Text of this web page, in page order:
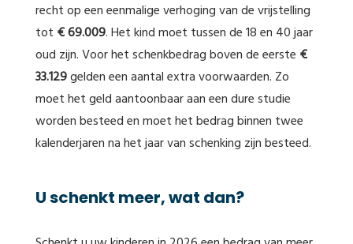
recht op een eenmalige verhoging van de vrijstelling
tot € 69.009. Het kind moet tussen de 18 en 40 jaar
oud zijn. Voor het schenkbedrag boven de eerste €
33.129gelden een aantal extra voorwaarden. Zo
moet het geld aantoonbaar aan een dure studie
worden besteed en moet het bedrag binnen twee
kalenderjaren na het jaar van schenking zijn besteed.
U schenkt meer, wat dan?